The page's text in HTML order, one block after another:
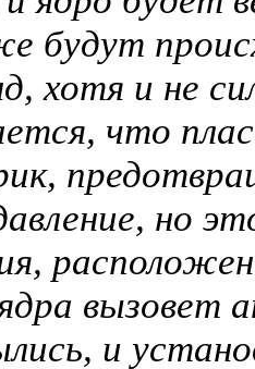
будут
хотя и не
что
но
вызовет
и